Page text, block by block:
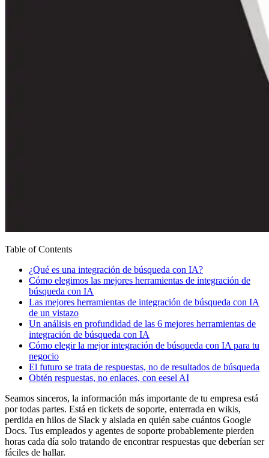
Table of Contents
¿Qué es una integración de búsqueda con IA?
Cómo elegimos las mejores herramientas de integración de
búsqueda con IA
Las mejores herramientas de integración de búsqueda con IA
de un vistazo
Un análisis en profundidad de las 6 mejores herramientas de
integración de búsqueda con IA
Cómo elegir la mejor integración de búsqueda con IA para tu
negocio
El futuro se trata de respuestas, no de resultados de búsqueda
Obtén respuestas, no enlaces, con eesel AI
Seamos sinceros, la información más importante de tu empresa está
por todas partes. Está en tickets de soporte, enterrada en wikis,
perdida en hilos de Slack y aislada en quién sabe cuántos Google
Docs. Tus empleados y agentes de soporte probablemente pierden
horas cada día solo tratando de encontrar respuestas que deberían ser
fáciles de hallar.